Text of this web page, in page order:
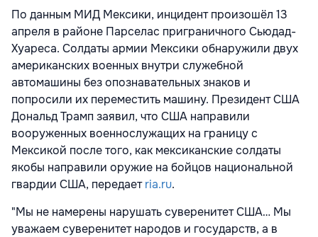
По данным МИД Мексики, инцидент произошёл 13
апреля в районе Парселас приграничного Сьюдад-
Хуареса. Солдаты армии Мексики обнаружили двух
американских военных внутри служебной
автомашины без опознавательных знаков и
попросили их переместить машину. Президент США
Дональд Трамп заявил, что США направили
вооруженных военнослужащих на границу с
Мексикой после того, как мексиканские солдаты
якобы направили оружие на бойцов национальной
гвардии США, передаетria.ru.
"Мы не намерены нарушать суверенитет США… Мы
уважаем суверенитет народов и государств, а в